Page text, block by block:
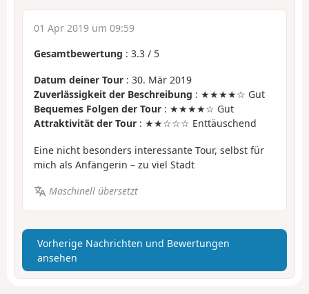
01 Apr 2019 um 09:59
Gesamtbewertung : 3.3 / 5
Datum deiner Tour : 30. Mär 2019
Zuverlässigkeit der Beschreibung : ★★★★☆ Gut
Bequemes Folgen der Tour : ★★★★☆ Gut
Attraktivität der Tour : ★★☆☆☆ Enttäuschend
Eine nicht besonders interessante Tour, selbst für
mich als Anfängerin – zu viel Stadt
Maschinell übersetzt
Vorherige Nachrichten und Bewertungen
ansehen